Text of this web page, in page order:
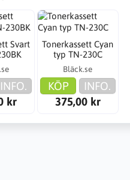
Svart
INFO.
kr
Tonerkassett Cyan
typ TN-230C
Bläck.se
KÖP
INFO.
375,00 kr